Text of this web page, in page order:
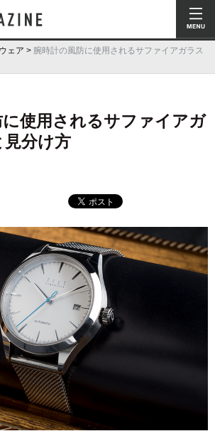
Knot Magazine ノットマガジン
ェア > 腕時計の風防に使用されるサファイアガラス
に使用されるサファイアガ
見分け方